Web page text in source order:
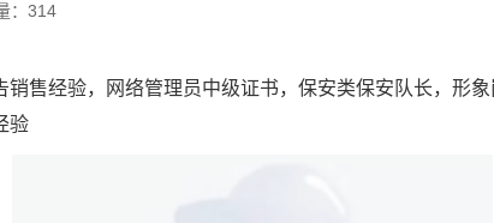
：314
销售经验，网络管理员中级证书，保安类保安队长，形
验